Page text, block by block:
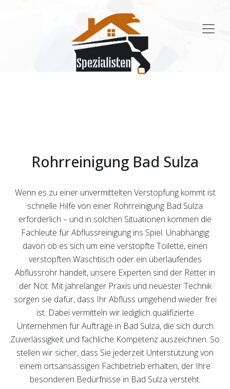
Rohrreinigung Bad Sulza
Wenn es zu einer unvermittelten Verstopfung kommt ist
schnelle Hilfe von einer Rohrreinigung Bad Sulza
erforderlich – und in solchen Situationen kommen die
Fachleute für Abflussreinigung ins Spiel. Unabhängig
davon ob es sich um eine verstopfte Toilette, einen
verstopften Waschtisch oder ein überlaufendes
Abflussrohr handelt, unsere Experten sind der Retter in
der Not. Mit jahrelanger Praxis und neuester Technik
sorgen sie dafür, dass Ihr Abfluss umgehend wieder frei
ist. Dabei vermitteln wir lediglich qualifizierte
Unternehmen für Aufträge in Bad Sulza, die sich durch
Zuverlässigkeit und fachliche Kompetenz auszeichnen. So
stellen wir sicher, dass Sie jederzeit Unterstützung von
einem ortsansässigen Fachbetrieb erhalten, der Ihre
besonderen Bedürfnisse in Bad Sulza versteht.